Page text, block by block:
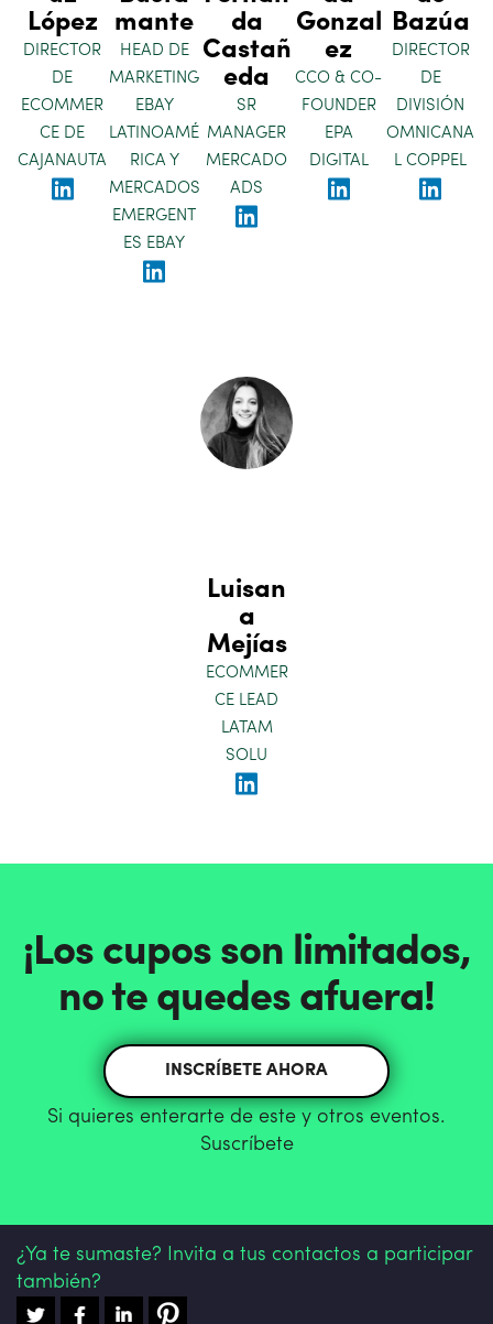
López
DIRECTOR
DE
ECOMMER
CE DE
CAJANAUTA
mante
HEAD DE
MARKETING
EBAY
LATINOAMÉ
RICA Y
MERCADOS
EMERGENT
ES EBAY
da
Castañ
eda
SR
MANAGER
MERCADO
ADS
Gonzal
ez
CCO & CO-
FOUNDER
EPA
DIGITAL
Bazúa
DIRECTOR
DE
DIVISIÓN
OMNICANA
L COPPEL
Luisan
a
Mejías
ECOMMER
CE LEAD
LATAM
SOLU
¡Los cupos son limitados,
no te quedes afuera!
INSCRÍBETE AHORA
Si quieres enterarte de este y otros eventos.
Suscríbete
¿Ya te sumaste? Invita a tus contactos a participar
también?